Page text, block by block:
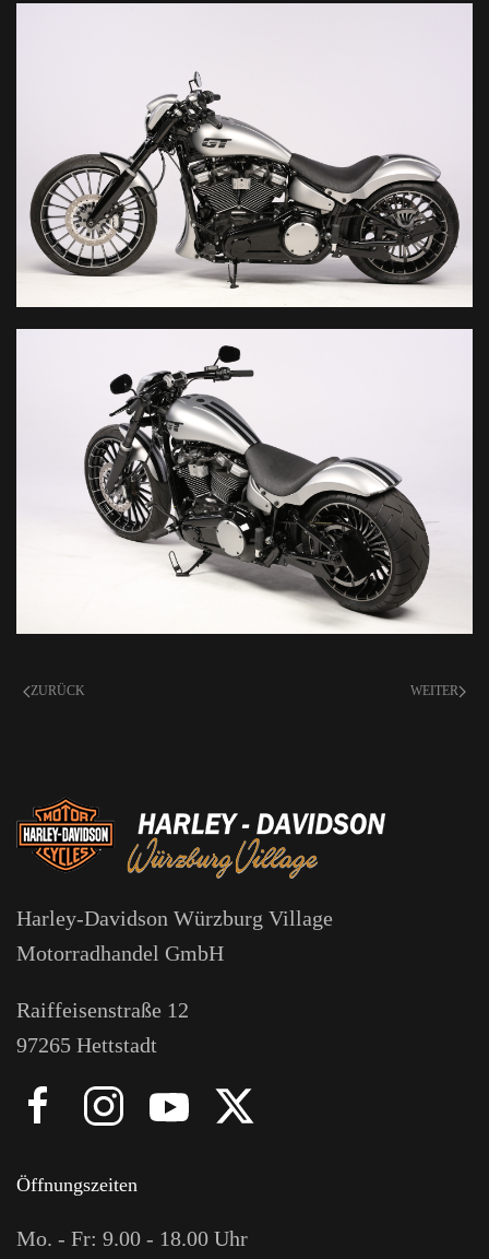
ZURÜCK WEITER
Harley-Davidson Würzburg Village
Motorradhandel GmbH
Raiffeisenstraße 12
97265 Hettstadt
Öffnungszeiten
Mo. - Fr: 9.00 - 18.00 Uhr